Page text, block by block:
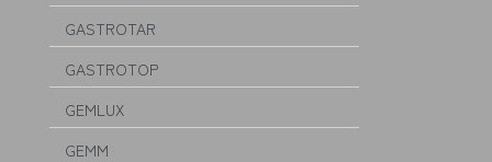
GASTROTAR
GASTROTOP
GEMLUX
GEMM